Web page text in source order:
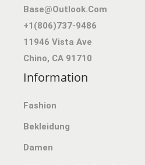
Base@outlook.com
+1(806)737-9486
11946 Vista Ave
Chino, CA 91710
Information
Fashion
Bekleidung
Damen